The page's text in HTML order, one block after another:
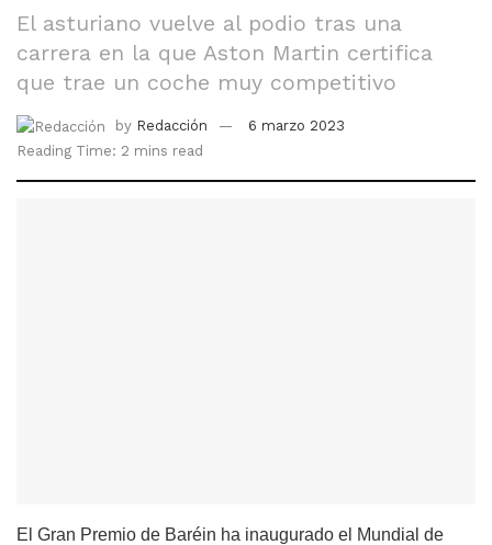
El asturiano vuelve al podio tras una
carrera en la que Aston Martin certifica
que trae un coche muy competitivo
by Redacción
6 marzo 2023
Reading Time: 2 mins read
El Gran Premio de Baréin ha inaugurado el Mundial de